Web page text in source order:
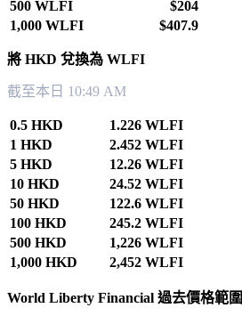
500 WLFI
$204
1,000 WLFI
$407.9
將 HKD 兌換為 WLFI
截至本日 10:49 AM
0.5 HKD
1.226 WLFI
1 HKD
2.452 WLFI
5 HKD
12.26 WLFI
10 HKD
24.52 WLFI
50 HKD
122.6 WLFI
100 HKD
245.2 WLFI
500 HKD
1,226 WLFI
1,000 HKD
2,452 WLFI
World Liberty Financial 過去價格範圍